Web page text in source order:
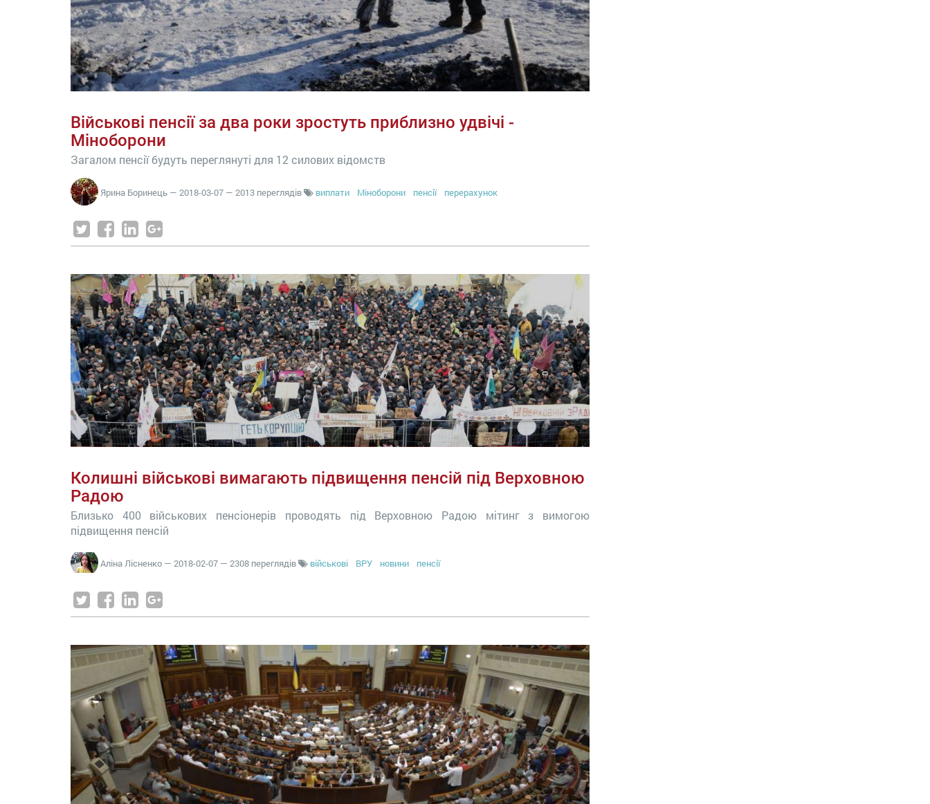
Військові пенсії за два роки зростуть приблизно удвічі -
Міноборони
Загалом пенсії будуть переглянуті для 12 силових відомств
Ярина Боринець — 2018-03-07 — 2013 переглядів виплати Міноборони пенсії перерахунок
Колишні військові вимагають підвищення пенсій під Верховною
Радою
Близько 400 військових пенсіонерів проводять під Верховною Радою мітинг з вимогою
підвищення пенсій
Аліна Лісненко — 2018-02-07 — 2308 переглядів військові ВРУ новини пенсії